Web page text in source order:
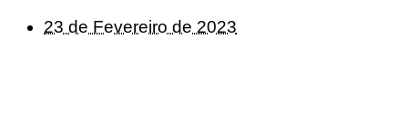
23 de Fevereiro de 2023